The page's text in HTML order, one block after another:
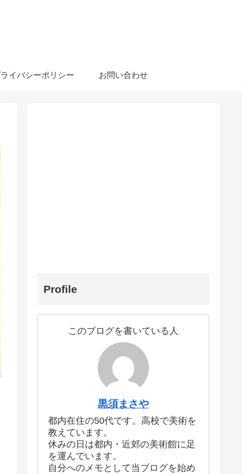
イバシーポリシー お問い合わせ
Profile
このブログを書いている人
黒須まさや
都内在住の50代です。高校で美術を
教えています。
休みの日は都内・近郊の美術館に足
を運んでいます。
自分へのメモとして当ブログを始め